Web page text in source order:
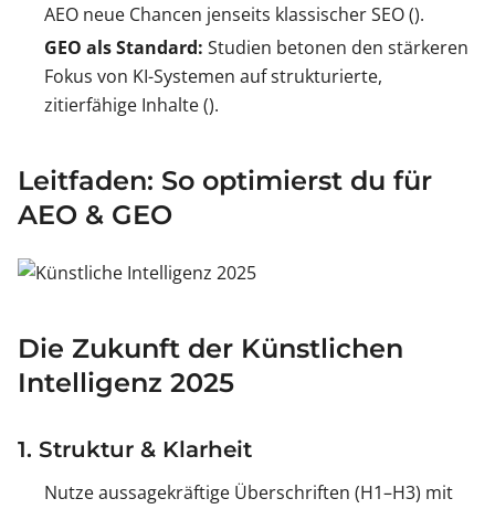
AEO neue Chancen jenseits klassischer SEO ().
GEO als Standard: Studien betonen den stärkeren
Fokus von KI-Systemen auf strukturierte,
zitierfähige Inhalte ().
Leitfaden: So optimierst du für
AEO & GEO
Die Zukunft der Künstlichen
Intelligenz 2025
1. Struktur & Klarheit
Nutze aussagekräftige Überschriften (H1–H3) mit